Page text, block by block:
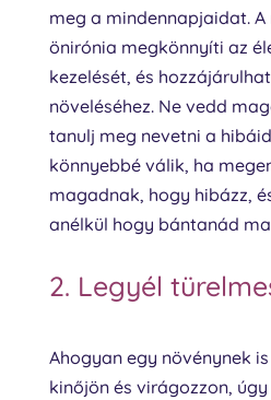
meg a mindennapjaidat. A
önirónia megkönnyíti az
kezelését, és
növeléséhez. Ne vedd
tanulj meg nevetni a
könnyebbé válik, ha
magadnak, hogy hibázz,
anélkül hogy bántanád
2. Legyél
Ahogyan egy növénynek
kinőjön és virágozzon,